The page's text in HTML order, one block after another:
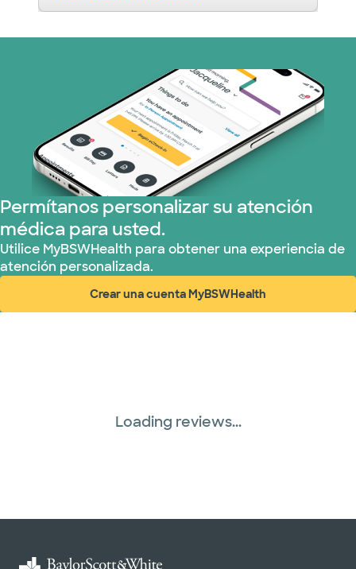
Permítanos personalizar su atención
médica para usted.
Utilice MyBSWHealth para obtener una experiencia de
atención personalizada.
Crear una cuenta MyBSWHealth
(abre en ventana nueva)
Loading reviews...